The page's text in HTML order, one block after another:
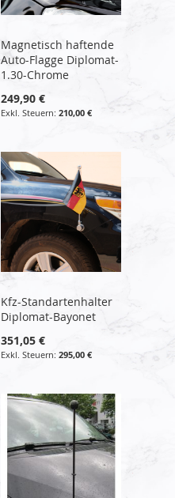
Magnetisch haftende
Auto-Flagge Diplomat-
1.30-Chrome
249,90 €
210,00 €
Kfz-Standartenhalter
Diplomat-Bayonet
351,05 €
295,00 €